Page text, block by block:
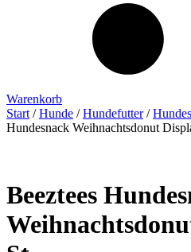
Warenkorb
Start /Hunde /Hundefutter/
Hundesnack Weihnachtsdonut
Beeztees